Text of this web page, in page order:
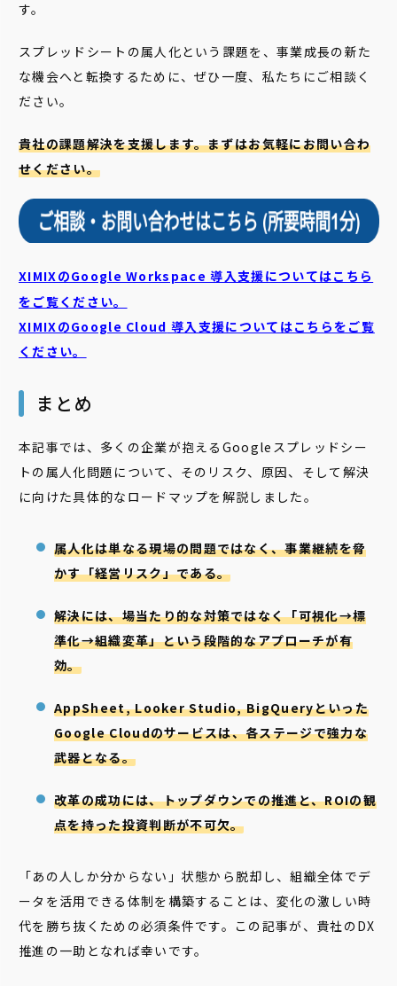
す。
スプレッドシートの属人化という課題を、事業成長の新た
な機会へと転換するために、ぜひ一度、私たちにご相談く
ださい。
貴社の課題解決を支援します。まずはお気軽にお問い合わ
せください。
XIMIXのGoogle Workspace 導入支援についてはこちら
をご覧ください。
XIMIXのGoogle Cloud 導入支援についてはこちらをご覧
ください。
まとめ
本記事では、多くの企業が抱えるGoogleスプレッドシー
トの属人化問題について、そのリスク、原因、そして解決
に向けた具体的なロードマップを解説しました。
属人化は単なる現場の問題ではなく、事業継続を脅
かす「経営リスク」である。
解決には、場当たり的な対策ではなく「可視化→標
準化→組織変革」という段階的なアプローチが有
効。
AppSheet, Looker Studio, BigQueryといった
Google Cloudのサービスは、各ステージで強力な
武器となる。
改革の成功には、トップダウンでの推進と、ROIの観
点を持った投資判断が不可欠。
「あの人しか分からない」状態から脱却し、組織全体でデ
ータを活用できる体制を構築することは、変化の激しい時
代を勝ち抜くための必須条件です。この記事が、貴社のDX
推進の一助となれば幸いです。